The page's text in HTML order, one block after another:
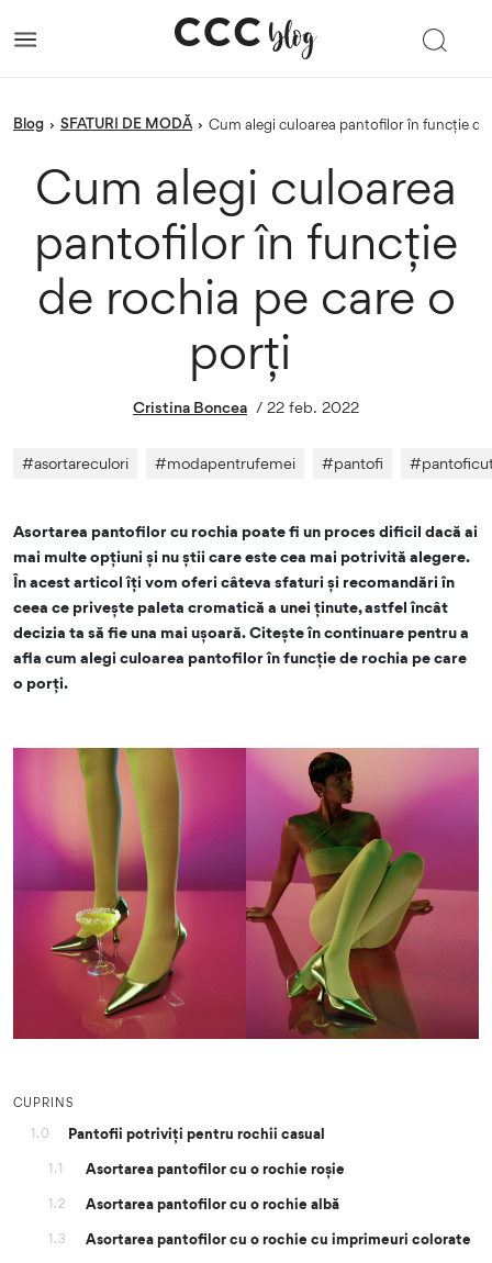
blog › SFATURI DE MODĂ › Cum alegi culoarea pantofilor în funcție
Cum alegi culoarea
pantofilor în funcție
de rochia pe care o
porți
Cristina Boncea / 22 feb. 2022
#asortareculori #modapentrufemei #pantofi #
Asortarea pantofilor cu rochia poate fi un proces dificil dacă ai
mai multe opțiuni și nu știi care este cea mai potrivită alegere.
În acest articol îți vom oferi câteva sfaturi și recomandări în
ceea ce privește paleta cromatică a unei ținute, astfel încât
decizia ta să fie una mai ușoară. Citește în continuare pentru a
afla cum alegi culoarea pantofilor în funcție de rochia pe care
o porți.
CUPRINS
1.0
Pantofii potriviți pentru rochii casual
1.1 Asortarea pantofilor cu o rochie roșie
1.2 Asortarea pantofilor cu o rochie albă
1.3 Asortarea pantofilor cu o rochie cu imprimeuri colorate